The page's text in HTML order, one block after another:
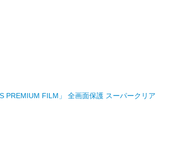
PREMIUM FILM」 全画面保護 スーパークリア